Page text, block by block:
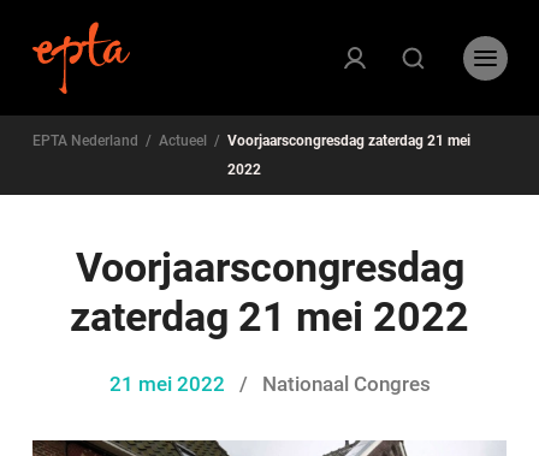
EPTA Nederland / Actueel / Voorjaarscongresdag zaterdag 21 mei
2022
Voorjaarscongresdag
zaterdag 21 mei 2022
21 mei 2022 / Nationaal Congres